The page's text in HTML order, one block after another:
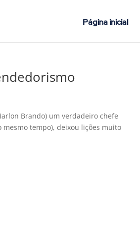
Página inicial
Brando) um verdadeiro chefe
tempo), deixou lições muito